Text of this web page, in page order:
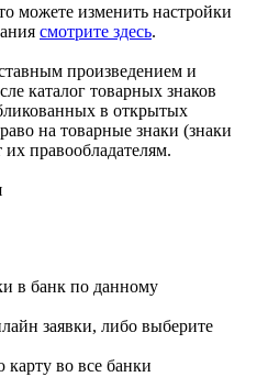
можете изменить настройки
смотрите здесь.
произведением и
каталог товарных знаков
в открытых
на товарные знаки (знаки
правообладателям.
в банк по данному
заявки, либо выберите
во все банки